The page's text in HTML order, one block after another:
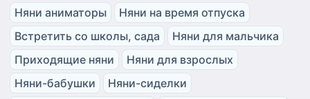
Няни аниматоры
Няни на время отпуска
Встретить со школы, сада
Няни для мальчика
Приходящие няни
Няни для взрослых
Няни-бабушки
Няни-сиделки